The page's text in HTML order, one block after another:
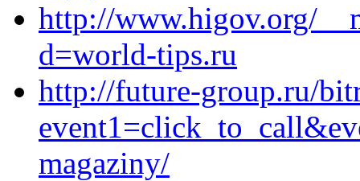
http://www.higov.org/
d=world-tips.ru
http://future-group.ru/
magaziny/